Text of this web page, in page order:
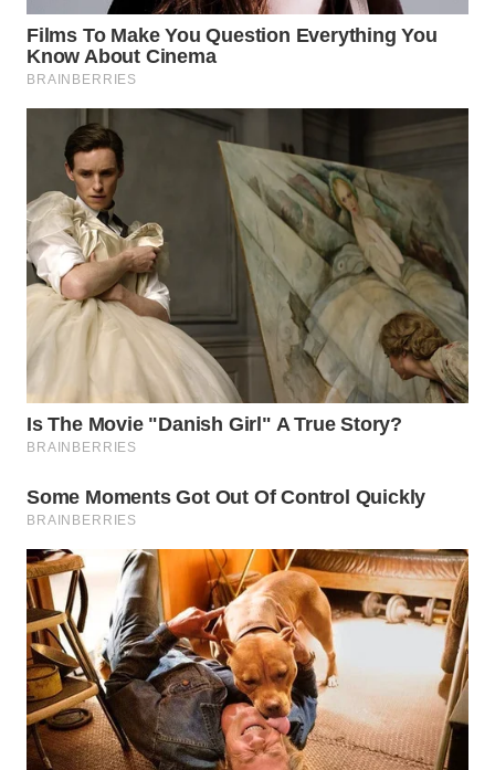
WN
BEKASI
BOGOR
WN
DEPOK
WN
TAPANULI
UTARA
SAMOSIR
PADANG
LAWAS
WN
SUMEDANG
WN
CIANJUR
WN
KEPULAUAN